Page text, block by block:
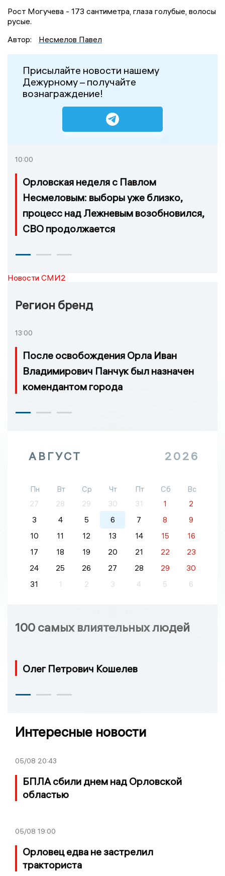
Рост Могучева - 173 сантиметра, глаза голубые, волосы
русые.
Автор:
Несмелов Павел
Присылайте новости нашему
Дежурному – получайте
вознаграждение!
10:00
Орловская неделя с Павлом
Несмеловым: выборы уже близко,
процесс над Лежневым возобновился,
СВО продолжается
Новости СМИ2
Регион бренд
13:00
После освобождения Орла Иван
Владимирович Панчук был назначен
комендантом города
АВГУСТ 2026
Пн Вт Ср Чт Пт Сб
Вс
27
28 29 30 31 1
2
3
4 5 6 7 8
9
10
11 12 13 14 15
16
17
18 19 20 21 22
23
24
25 26 27 28 29
30
31
1 2 3 4 5 6
100 самых влиятельных людей
Олег Петрович Кошелев
Интересные новости
05/08 20:43
БПЛА сбили днем над Орловской
областью
05/08 19:00
Орловец едва не застрелил
тракториста